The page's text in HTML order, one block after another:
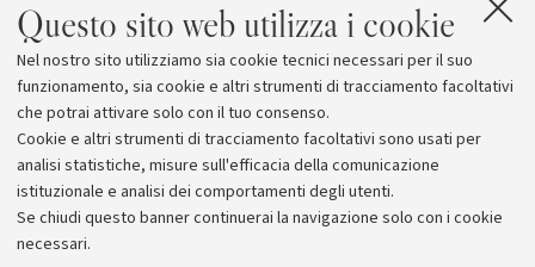
Questo sito web utilizza i cookie
Nel nostro sito utilizziamo sia cookie tecnici necessari per il suo
funzionamento, sia cookie e altri strumenti di tracciamento facoltativi
che potrai attivare solo con il tuo consenso.
Cookie e altri strumenti di tracciamento facoltativi sono usati per
analisi statistiche, misure sull'efficacia della comunicazione
istituzionale e analisi dei comportamenti degli utenti.
Se chiudi questo banner continuerai la navigazione solo con i cookie
necessari.
scientifiche della prof. Landini sono state laMedaglia
d'oro Albert Schweitzternel 2007 e lalaurea
honoris causada parte della Università di Medicina di
Odessa nel 2008 .